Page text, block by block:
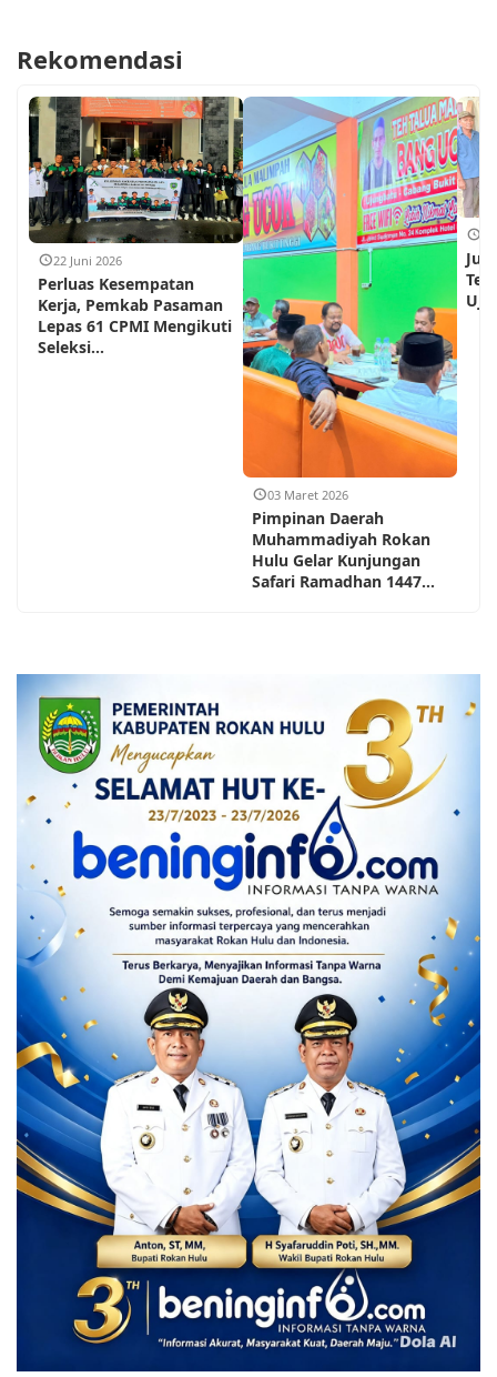
Rekomendasi
22 Juni 2026
Perluas Kesempatan
Kerja, Pemkab Pasaman
Lepas 61 CPMI Mengikuti
Seleksi...
03 Maret 2026
Pimpinan Daerah
Muhammadiyah Rokan
Hulu Gelar Kunjungan
Safari Ramadhan 1447...